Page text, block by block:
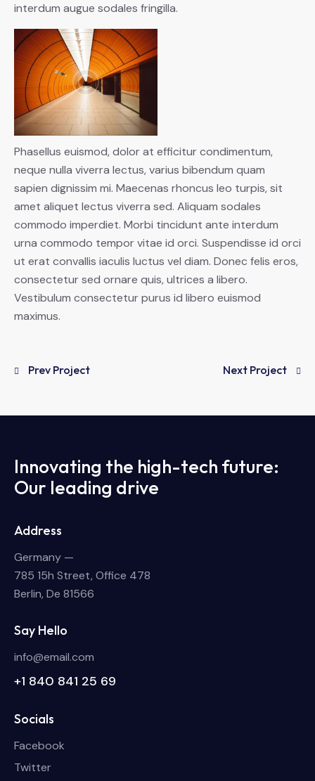
interdum augue sodales fringilla.
Phasellus euismod, dolor at efficitur condimentum,
neque nulla viverra lectus, varius bibendum quam
sapien dignissim mi. Maecenas rhoncus leo turpis, sit
amet aliquet lectus viverra sed. Aliquam sodales
commodo imperdiet. Morbi tincidunt ante interdum
urna commodo tempor vitae id orci. Suspendisse id orci
ut erat convallis iaculis luctus vel diam. Donec felis eros,
consectetur sed ornare quis, ultrices a libero.
Vestibulum consectetur purus id libero euismod
maximus.
Prev Project Next Project
Innovating the high-tech future:
Our leading drive
Address
Germany —
785 15h Street, Office 478
Berlin, De 81566
Say Hello
info@email.com
+1 840 841 25 69
Socials
Facebook
Twitter